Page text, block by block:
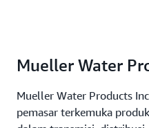
Mueller Water
Mueller Water Products
pemasar terkemuka